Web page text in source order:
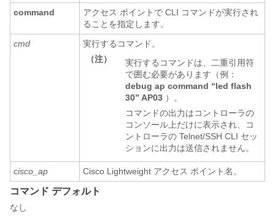
command
アクセス ポイントで CLI コマンドが実行され
ることを指定します。
cmd
実行するコマンド。
（注）
実行するコマンドは、二重引用符
で囲む必要があります（例：
debug ap command “led flash
30” AP03 ）。
コマンドの出力はコントローラの
コンソール上だけに表示され、コ
ントローラの Telnet/SSH CLI セッ
ションに出力は送信されません。
cisco_ap Cisco Lightweight アクセス ポイント名。
コマンド デフォルト
なし